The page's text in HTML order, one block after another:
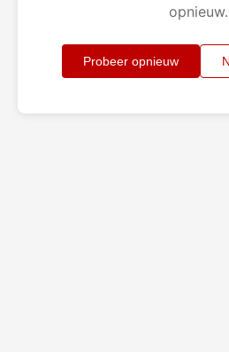
opnieuw.
Probeer opnieuw